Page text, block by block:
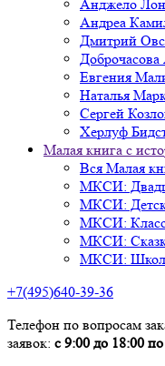
Анджело
Андреа
Дмитрий
Евгения
Наталья
Сергей
Херлуф
Малая книга с
Вся Малая
МКСИ:
МКСИ:
МКСИ:
МКСИ:
МКСИ:
+7(495)640-39-36
Телефон по вопросам
заявок: с 9:00 до 18:00